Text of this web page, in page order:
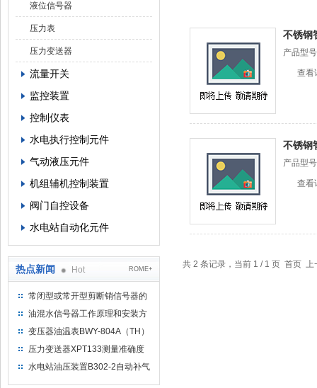
液位信号器
压力表
压力变送器
流量开关
监控装置
控制仪表
水电执行控制元件
气动液压元件
机组辅机控制装置
阀门自控设备
水电站自动化元件
热点新闻 Hot ROME+
常闭型或常开型剪断销信号器的
工作原理
油混水信号器工作原理和安装方
式
变压器油温表BWY-804A（TH）
测量范围
压力变送器XPT133测量准确度
不高是什么原因导致的？
水电站油压装置B302-2自动补气
不锈钢
产品型
查看
不锈钢
产品型
查看
共 2 条记录，当前 1 / 1 页 首页